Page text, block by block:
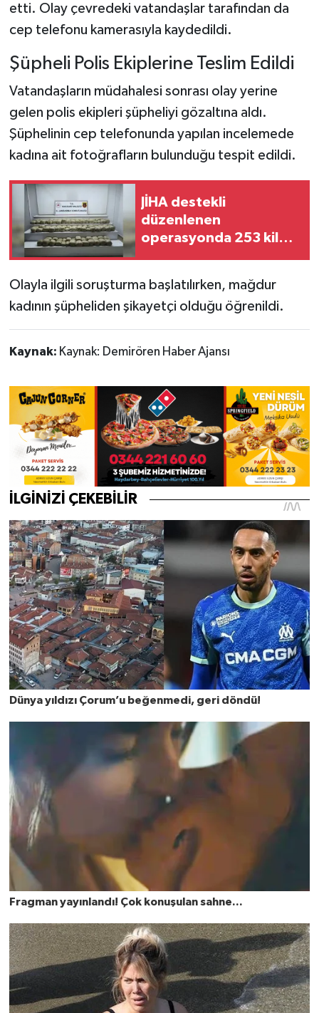
etti. Olay çevredeki vatandaşlar tarafından da
cep telefonu kamerasıyla kaydedildi.
Şüpheli Polis Ekiplerine Teslim Edildi
Vatandaşların müdahalesi sonrası olay yerine
gelen polis ekipleri şüpheliyi gözaltına aldı.
Şüphelinin cep telefonunda yapılan incelemede
kadına ait fotoğrafların bulunduğu tespit edildi.
JİHA destekli
düzenlenen
operasyonda 253 kilo
Olayla ilgili soruşturma başlatılırken, mağdur
kadının şüpheliden şikayetçi olduğu öğrenildi.
Kaynak: Kaynak: Demirören Haber Ajansı